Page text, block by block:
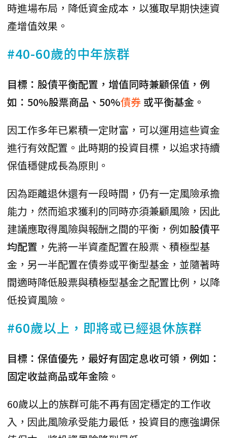
時進場布局，降低資金成本，以獲取早期快速資
產增值效果。
#40-60歲的中年族群
目標：股債平衡配置，增值同時兼顧保值，例
如：50%股票商品、50%債券 或平衡基金。
因工作多年已累積一定財富，可以運用這些資金
進行有效配置。此時期的投資目標，以追求持續
保值穩健成長為原則。
因為距離退休還有一段時間，仍有一定風險承擔
能力，然而追求獲利的同時亦須兼顧風險，因此
建議應取得風險與報酬之間的平衡，例如股債平
均配置 ，先將一半資產配置在股票、積極型基
金，另一半配置在債劵或平衡型基金，並隨著時
間適時降低股票與積極型基金之配置比例，以降
低投資風險。
#60歲以上，即將或已經退休族群
目標：保值優先，最好有固定息收可領，例如：
固定收益商品或年金險。
60歲以上的族群可能不再有固定穩定的工作收
入，因此風險承受能力最低，投資目的應強調保